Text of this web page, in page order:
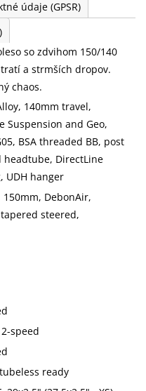
údaje (GPSR)
so zdvihom 150/140
a strmších dropov.
chaos.
140mm travel,
Suspension and Geo,
BSA threaded BB, post
DirectLine
UDH hanger
150mm, DebonAir,
steered,
speed
ready